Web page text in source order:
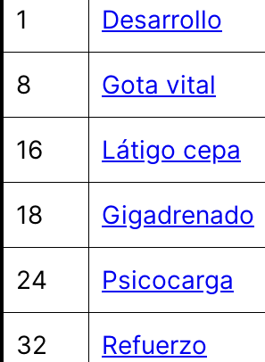
1 Desarrollo
8 Gota vital
16 Látigo cepa
18 Gigadrenado
24 Psicocarga
32 Refuerzo